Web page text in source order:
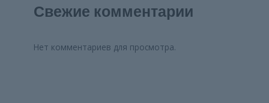
Свежие комментарии
Нет комментариев для просмотра.